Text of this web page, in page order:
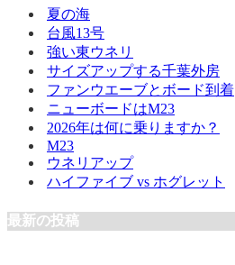
夏の海
台風13号
強い東ウネリ
サイズアップする千葉外房
ファンウエーブとボード到着
ニューボードはM23
2026年は何に乗りますか？
M23
ウネリアップ
ハイファイブ vs ホグレット
最新の投稿